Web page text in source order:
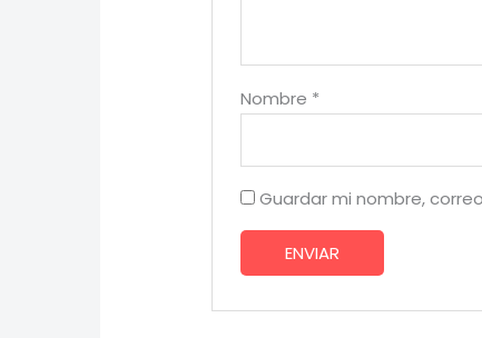
Nombre *
Guardar mi nombre,